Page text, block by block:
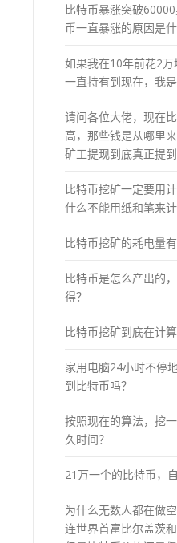
比特币暴涨突破
币一直暴涨的原因是什
如果我在10年前花2万
一直持有到现在，我
请问各位大佬，现在
高，那些钱是从哪里
矿工提现到底真正提到
比特币挖矿一定要用
什么不能用纸和笔来计
比特币挖矿的耗电量有
比特币是怎么产出的
得？
比特币挖矿到底在计算
家用电脑24小时不停
到比特币吗？
按照现在的算法，挖
久时间？
21万一个的比特币，
为什么无数人都在做
连世界首富比尔盖茨和